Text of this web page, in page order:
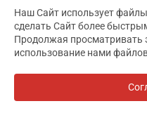
ТОВ «АПТЕКА
Отказ от
Наш Сайт использует
сделать Сайт более
Продолжая просматривать
использование нами